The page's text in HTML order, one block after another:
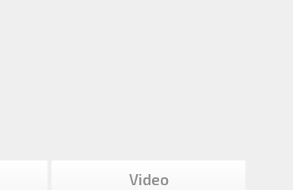
Video